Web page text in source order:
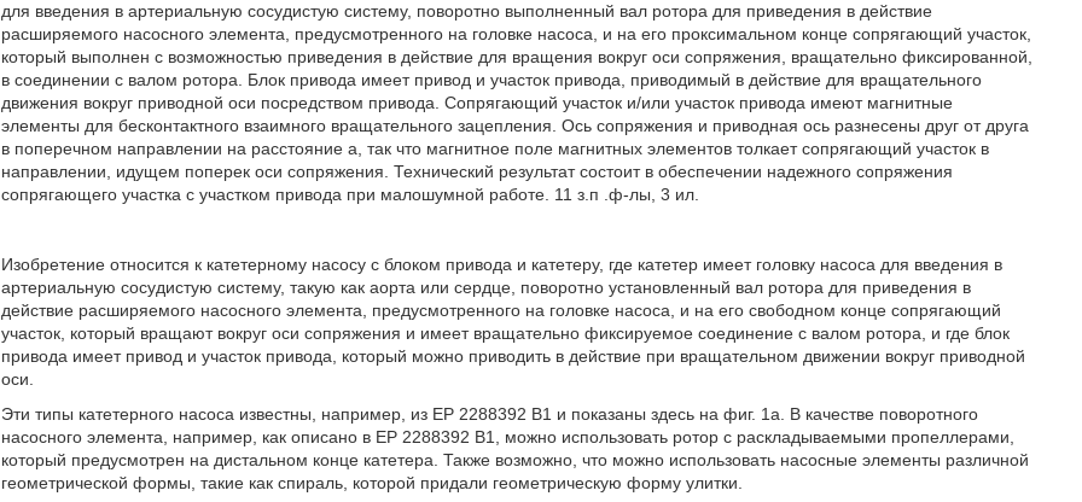
для введения в артериальную сосудистую систему, поворотно выполненный вал ротора для приведения в действие
расширяемого насосного элемента, предусмотренного на головке насоса, и на его проксимальном конце сопрягающий участок,
который выполнен с возможностью приведения в действие для вращения вокруг оси сопряжения, вращательно фиксированной,
в соединении с валом ротора. Блок привода имеет привод и участок привода, приводимый в действие для вращательного
движения вокруг приводной оси посредством привода. Сопрягающий участок и/или участок привода имеют магнитные
элементы для бесконтактного взаимного вращательного зацепления. Ось сопряжения и приводная ось разнесены друг от друга
в поперечном направлении на расстояние a, так что магнитное поле магнитных элементов толкает сопрягающий участок в
направлении, идущем поперек оси сопряжения. Технический результат состоит в обеспечении надежного сопряжения
сопрягающего участка с участком привода при малошумной работе. 11 з.п .ф-лы, 3 ил.
Изобретение относится к катетерному насосу с блоком привода и катетеру, где катетер имеет головку насоса для введения в
артериальную сосудистую систему, такую как аорта или сердце, поворотно установленный вал ротора для приведения в
действие расширяемого насосного элемента, предусмотренного на головке насоса, и на его свободном конце сопрягающий
участок, который вращают вокруг оси сопряжения и имеет вращательно фиксируемое соединение с валом ротора, и где блок
привода имеет привод и участок привода, который можно приводить в действие при вращательном движении вокруг приводной
оси.
Эти типы катетерного насоса известны, например, из EP 2288392 B1 и показаны здесь на фиг. 1a. В качестве поворотного
насосного элемента, например, как описано в EP 2288392 B1, можно использовать ротор с раскладываемыми пропеллерами,
который предусмотрен на дистальном конце катетера. Также возможно, что можно использовать насосные элементы различной
геометрической формы, такие как спираль, которой придали геометрическую форму улитки.